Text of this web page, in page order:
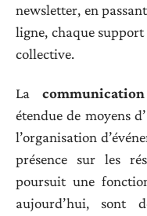
newsletter, en
ligne, chaque
collective.
La
étendue de moyens
l’organisation
présence sur les
poursuit une
aujourd’hui, sont